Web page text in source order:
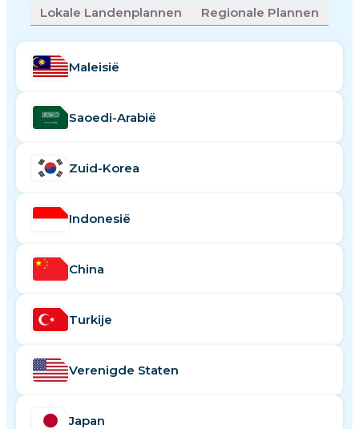
Niet gevonden wat je zoekt?Klik hier om het
opnieuw te proberen.
Lokale Landenplannen Regionale Plannen
Maleisië
Saoedi-Arabië
Zuid-Korea
Indonesië
China
Turkije
Verenigde Staten
Japan